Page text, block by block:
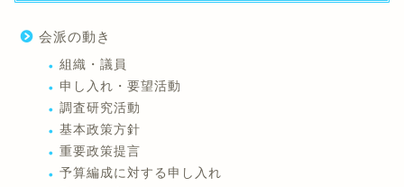
会派の動き
組織・議員
申し入れ・要望活動
調査研究活動
基本政策方針
重要政策提言
予算編成に対する申し入れ